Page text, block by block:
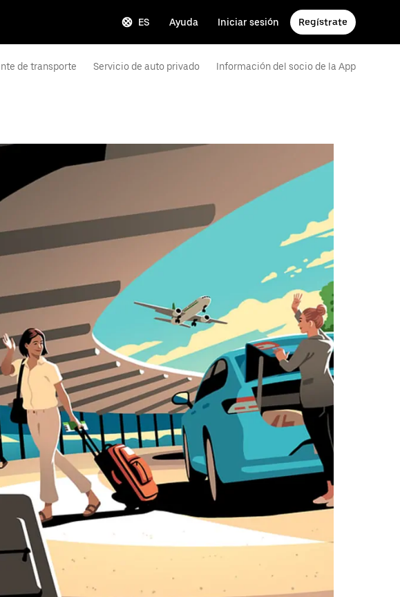
ES Ayuda Iniciar sesión Regístrate
de transporte Servicio de auto privado Información del socio de la App